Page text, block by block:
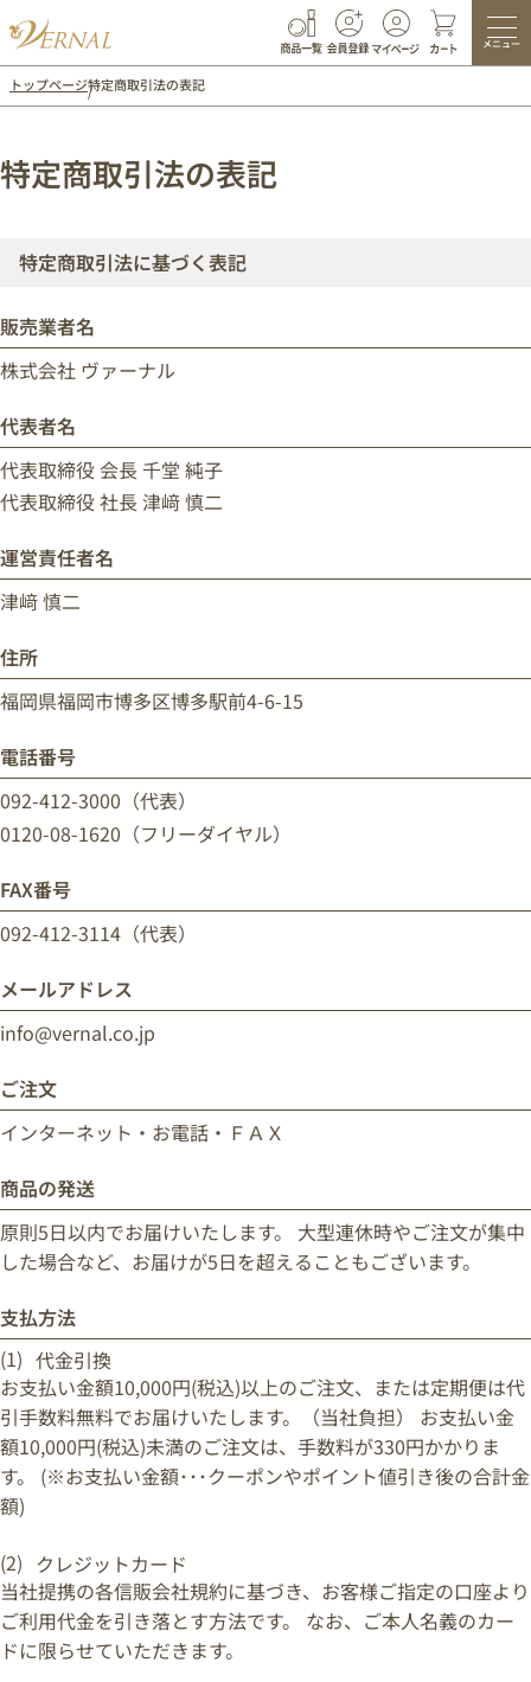
メニュー
トップページ特定商取引法の表記
特定商取引法の表記
特定商取引法に基づく表記
販売業者名
株式会社 ヴァーナル
代表者名
代表取締役 会長 千堂 純子
代表取締役 社長 津﨑 慎二
運営責任者名
津﨑 慎二
住所
福岡県福岡市博多区博多駅前4-6-15
電話番号
092-412-3000（代表）
0120-08-1620（フリーダイヤル）
FAX番号
092-412-3114（代表）
メールアドレス
info@vernal.co.jp
ご注文
インターネット・お電話・ＦＡＸ
商品の発送
原則5日以内でお届けいたします。 大型連休時やご注文が集中
した場合など、お届けが5日を超えることもございます。
支払方法
代金引換
お支払い金額10,000円(税込)以上のご注文、または定期便は代
引手数料無料でお届けいたします。（当社負担） お支払い金
額10,000円(税込)未満のご注文は、手数料が330円かかりま
す。 (※お支払い金額･･･クーポンやポイント値引き後の合計金
額)
クレジットカード
当社提携の各信販会社規約に基づき、お客様ご指定の口座より
ご利用代金を引き落とす方法です。 なお、ご本人名義のカー
ドに限らせていただきます。